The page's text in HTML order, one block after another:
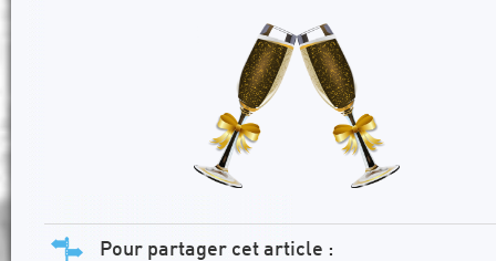
Pour partager cet article :